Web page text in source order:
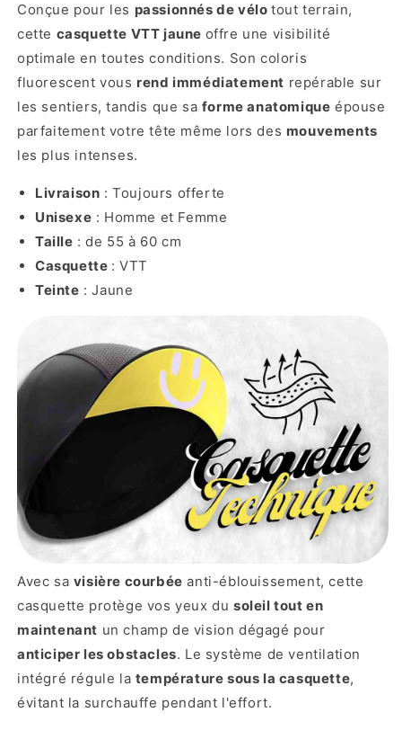
Conçue pour les passionnés de vélotout terrain,
cette casquette VTT jaune offre une visibilité
optimale en toutes conditions. Son coloris
fluorescent vous rend immédiatement repérable sur
les sentiers, tandis que sa forme anatomique épouse
parfaitement votre tête même lors des mouvements
les plus intenses.
Livraison : Toujours offerte
Unisexe : Homme et Femme
Taille : de 55 à 60 cm
Casquette : VTT
Teinte : Jaune
Avec sa visière courbée anti-éblouissement, cette
casquette protège vos yeux dusoleil tout en
maintenant un champ de vision dégagé pour
anticiper les obstacles. Le système de ventilation
intégré régule la température sous la casquette,
évitant la surchauffe pendant l'effort.